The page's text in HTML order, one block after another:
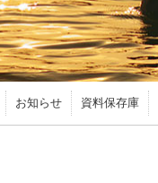
お知らせ 資料保存庫